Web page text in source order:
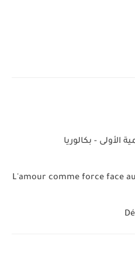
- بكالوريا
L'amour comme force face